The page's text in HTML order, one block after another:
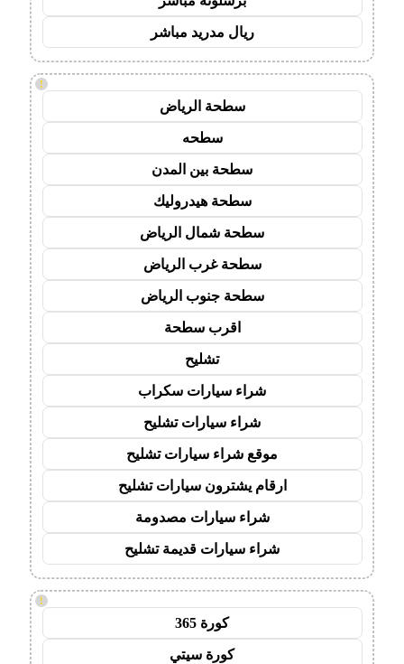
ريال مدريد مباشر
!
سطحة الرياض
سطحه
سطحة بين المدن
سطحة هيدروليك
سطحة شمال الرياض
سطحة غرب الرياض
سطحة جنوب الرياض
اقرب سطحة
تشليح
شراء سيارات سكراب
شراء سيارات تشليح
موقع شراء سيارات تشليح
ارقام يشترون سيارات تشليح
شراء سيارات مصدومة
شراء سيارات قديمة تشليح
!
كورة 365
كورة سيتي